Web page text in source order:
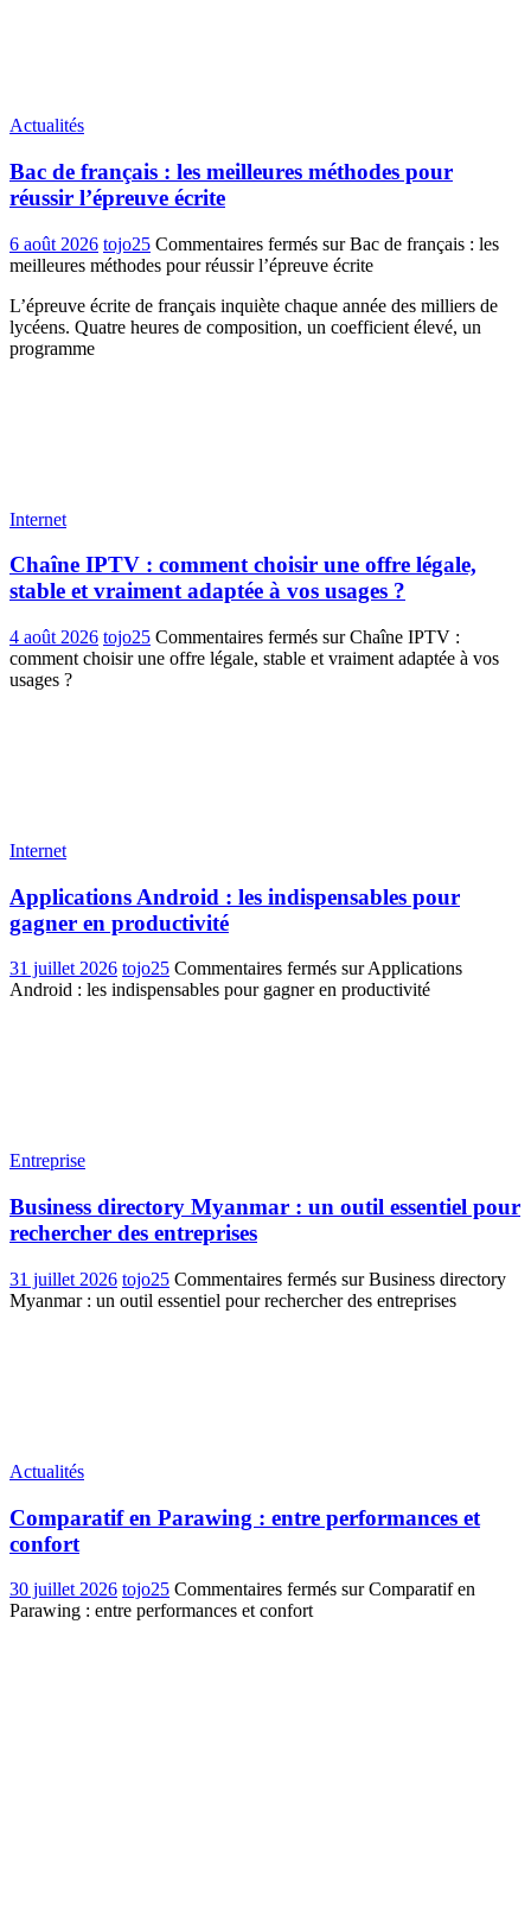
Actualités
Bac de français : les meilleures méthodes pour
réussir l’épreuve écrite
6 août 2026 tojo25 Commentaires fermés sur Bac de français : les
meilleures méthodes pour réussir l’épreuve écrite
L’épreuve écrite de français inquiète chaque année des milliers de
lycéens. Quatre heures de composition, un coefficient élevé, un
programme
Internet
Chaîne IPTV : comment choisir une offre légale,
stable et vraiment adaptée à vos usages ?
4 août 2026 tojo25 Commentaires fermés sur Chaîne IPTV :
comment choisir une offre légale, stable et vraiment adaptée à vos
usages ?
Internet
Applications Android : les indispensables pour
gagner en productivité
31 juillet 2026 tojo25 Commentaires fermés sur Applications
Android : les indispensables pour gagner en productivité
Entreprise
Business directory Myanmar : un outil essentiel pour
rechercher des entreprises
31 juillet 2026 tojo25 Commentaires fermés sur Business directory
Myanmar : un outil essentiel pour rechercher des entreprises
Actualités
Comparatif en Parawing : entre performances et
confort
30 juillet 2026 tojo25 Commentaires fermés sur Comparatif en
Parawing : entre performances et confort